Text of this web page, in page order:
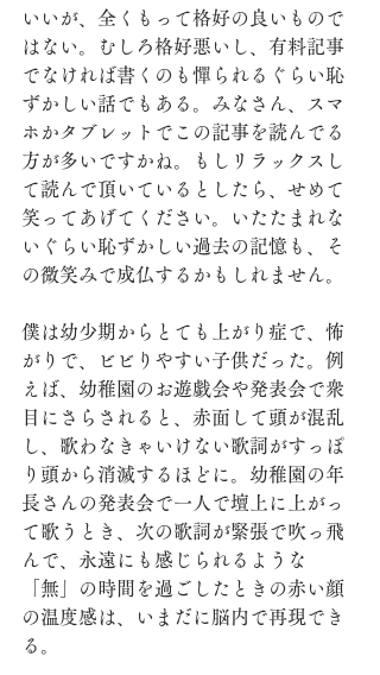
いいが、全くもって格好の良いもので
はない。むしろ格好悪いし、有料記事
でなければ書くのも憚られるぐらい恥
ずかしい話でもある。みなさん、スマ
ホかタブレットでこの記事を読んでる
方が多いですかね。もしリラックスし
て読んで頂いているとしたら、せめて
笑ってあげてください。いたたまれな
いぐらい恥ずかしい過去の記憶も、そ
の微笑みで成仏するかもしれません。
僕は幼少期からとても上がり症で、怖
がりで、ビビりやすい子供だった。例
えば、幼稚園のお遊戯会や発表会で衆
目にさらされると、赤面して頭が混乱
し、歌わなきゃいけない歌詞がすっぽ
り頭から消滅するほどに。幼稚園の年
長さんの発表会で一人で壇上に上がっ
て歌うとき、次の歌詞が緊張で吹っ飛
んで、永遠にも感じられるような
「無」の時間を過ごしたときの赤い顔
の温度感は、いまだに脳内で再現でき
る。